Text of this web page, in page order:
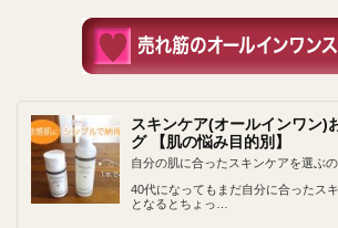
スキンケア(オールインワン)
グ 【肌の悩み目的別】
自分の肌に合ったスキンケアを選ぶ
40代になってもまだ自分に合ったス
となるとちょっ…